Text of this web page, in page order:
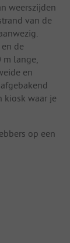
weerszijden
van de
de
lange,
en
kiosk waar je
op een